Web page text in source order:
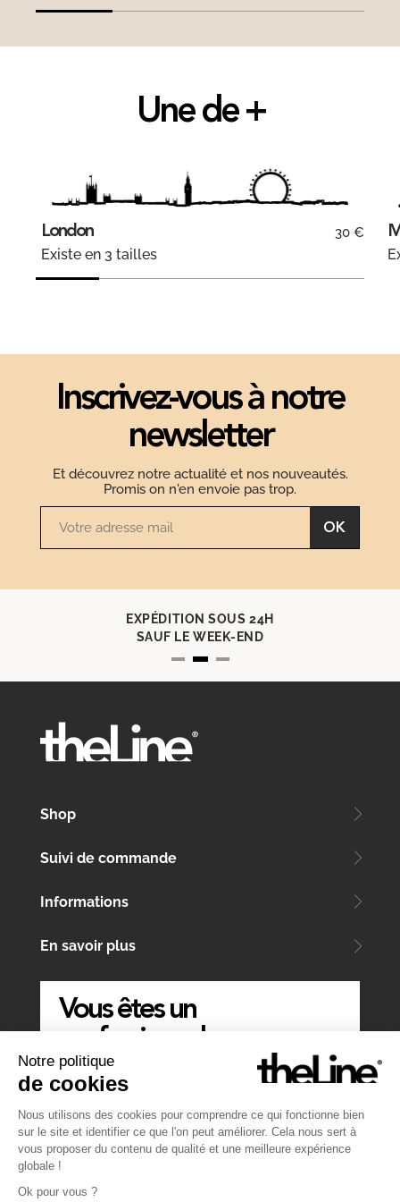
Une de +
London 30 €
Existe en 3 tailles
Inscrivez-vous à notre
newsletter
Et découvrez notre actualité et nos nouveautés.
Promis on n'en envoie pas trop.
OK
EXPÉDITION SOUS 24H
SAUF LE WEEK-END
Shop
Suivi de commande
Informations
En savoir plus
Vous êtes un
professionnel
ÉCRIVEZ-NOUS
Notre politique
de cookies
Nous utilisons des cookies pour comprendre ce qui fonctionne bien
sur le site et identifier ce que l'on peut améliorer. Cela nous sert à
vous proposer du contenu de qualité et une meilleure expérience
globale !
Ok pour vous ?